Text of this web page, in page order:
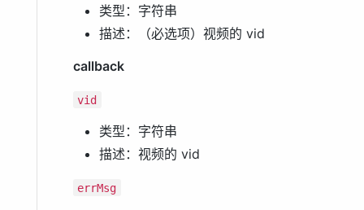
类型：字符串
描述：（必选项）视频的 vid
callback
vid
类型：字符串
描述：视频的 vid
errMsg